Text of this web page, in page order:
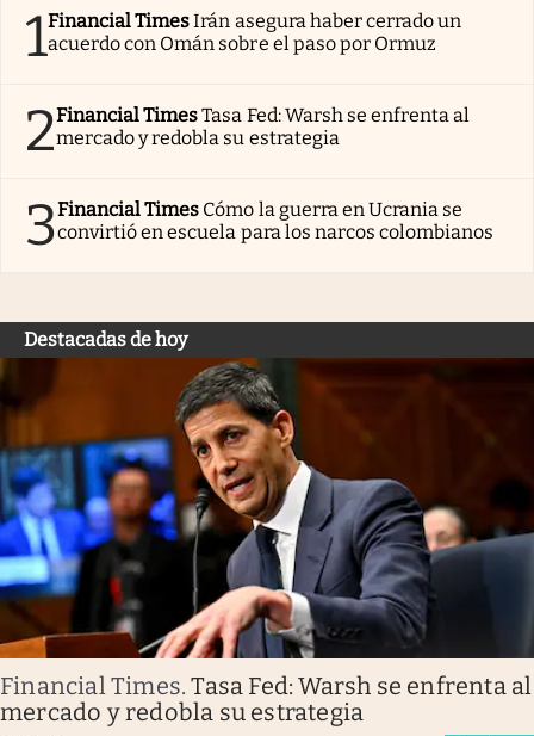
1Financial TimesIrán asegura haber cerrado un
acuerdo con Omán sobre el paso por Ormuz
2Financial TimesTasa Fed: Warsh se enfrenta al
mercado y redobla su estrategia
3Financial Times Cómo la guerra en Ucrania se
convirtió en escuela para los narcos colombianos
Destacadas de hoy
Financial Times.Tasa Fed: Warsh se enfrenta al
mercado y redobla su estrategia